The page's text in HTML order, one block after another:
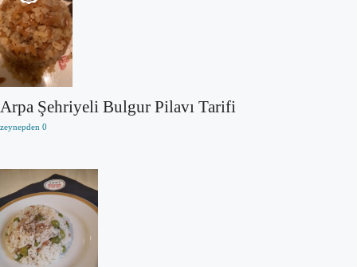
Arpa Şehriyeli Bulgur Pilavı Tarifi
zeynepden 0